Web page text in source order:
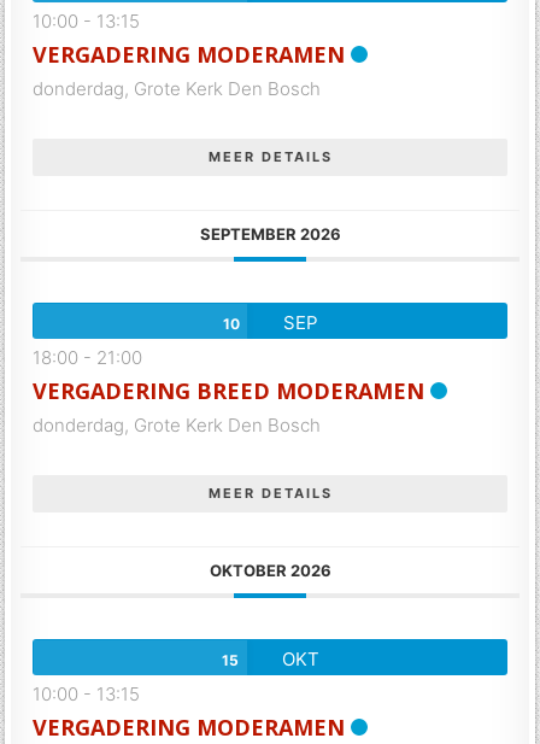
10:00 - 13:15
VERGADERING MODERAMEN
donderdag, Grote Kerk Den Bosch
MEER DETAILS
SEPTEMBER 2026
10
SEP
18:00 - 21:00
VERGADERING BREED MODERAMEN
donderdag, Grote Kerk Den Bosch
MEER DETAILS
OKTOBER 2026
15
OKT
10:00 - 13:15
VERGADERING MODERAMEN